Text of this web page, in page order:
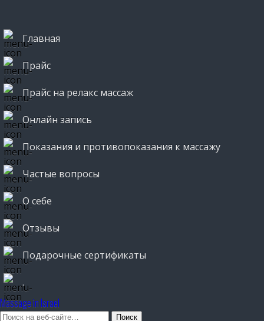
Главная
Прайс
Прайс на релакс массаж
Онлайн запись
Показания и противопоказания к массажу
Частые вопросы
О себе
Отзывы
Подарочные сертификаты
.
Massage in Israel